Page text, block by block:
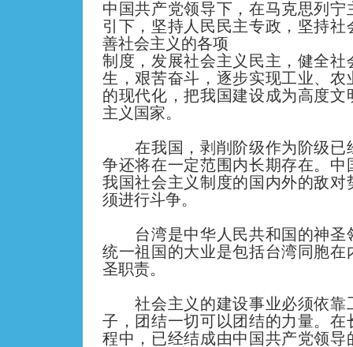
中国共产党领导下，在马克思列宁
引下，坚持人民民主专政，坚持社
善社会主义的各项
制度，发展社会主义民主，健全社
生， 艰苦奋斗，逐步实现工业、农
的现代化，把我国建设成为高度文
主义国家。
在我国，剥削阶级作为阶级已
争还将在一定范围内长期存在。中
我国社会主义制度的国内外的敌对
须进行斗争。
台湾是中华人民共和国的神圣
统一祖国的大业是包括台湾同胞在
圣职责。
社会主义的建设事业必须依靠
子，团结一切可以团结的力量。在
程中，已经结成由中国共产党领导